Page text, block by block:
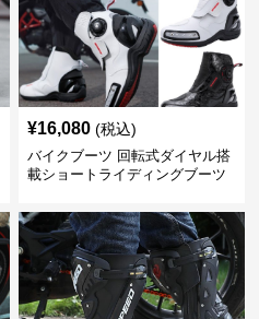
¥16,080 (税込)
バイクブーツ 回転式ダイヤル搭
載ショートライディングブーツ